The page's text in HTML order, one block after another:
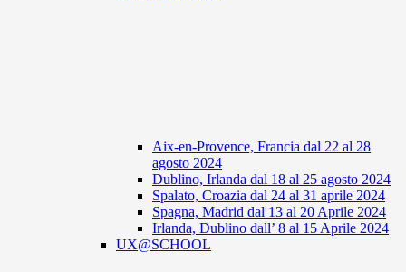
Aix-en-Provence, Francia dal 22 al 28
agosto 2024
Dublino, Irlanda dal 18 al 25 agosto 2024
Spalato, Croazia dal 24 al 31 aprile 2024
Spagna, Madrid dal 13 al 20 Aprile 2024
Irlanda, Dublino dall’ 8 al 15 Aprile 2024
UX@SCHOOL